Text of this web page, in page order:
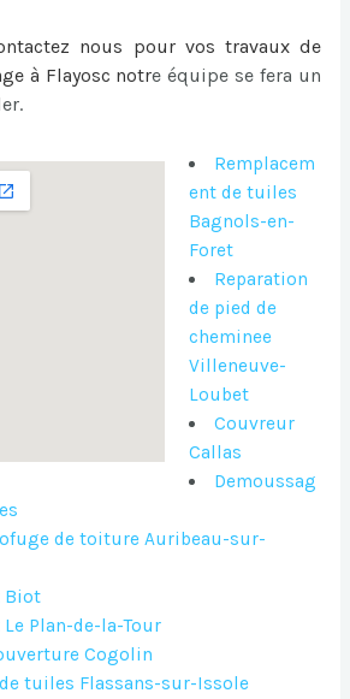
nous pour vos travaux de
à Flayosc notre équipe se fera un
Remplacem
ent de tuiles
Bagnols-en-
Foret
Reparation
de pied de
cheminee
Villeneuve-
Loubet
Couvreur
Callas
Demoussag
de toiture Auribeau-sur-
Biot
Plan-de-la-Tour
Cogolin
tuiles Flassans-sur-Issole